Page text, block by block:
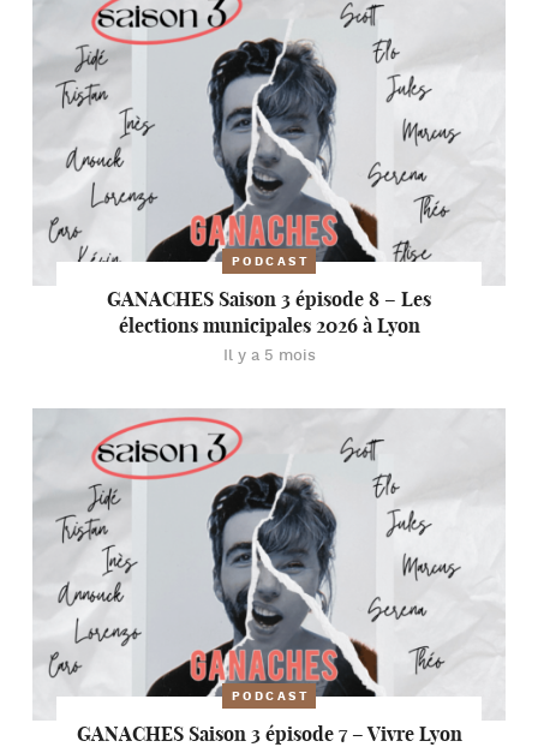
PODCAST
GANACHES Saison 3 épisode 8 – Les
élections municipales 2026 à Lyon
Il y a 5 mois
PODCAST
GANACHES Saison 3 épisode 7 – Vivre Lyon